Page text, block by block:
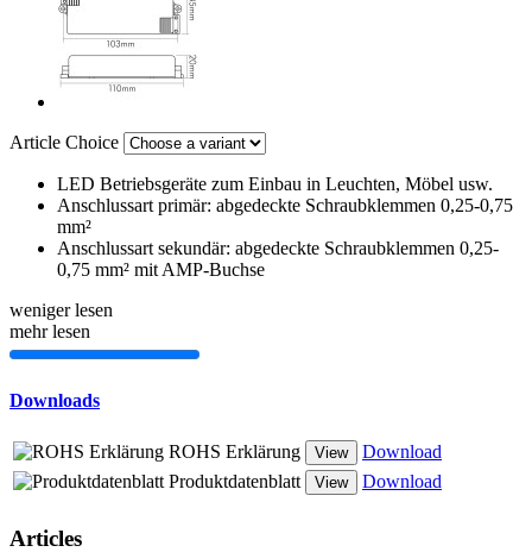
Article Choice
LED Betriebsgeräte zum Einbau in Leuchten, Möbel usw.
Anschlussart primär: abgedeckte Schraubklemmen 0,25-0,75
mm²
Anschlussart sekundär: abgedeckte Schraubklemmen 0,25-
0,75 mm² mit AMP-Buchse
weniger lesen
mehr lesen
Downloads
ROHS Erklärung View
Download
Produktdatenblatt
View Download
Articles